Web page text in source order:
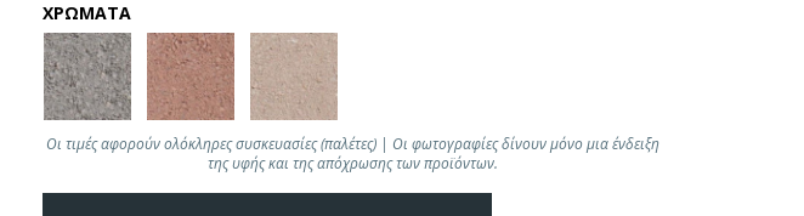
ΧΡΩΜΑΤΑ
Οι τιμές αφορούν ολόκληρες συσκευασίες (παλέτες) | Οι φωτογραφίες δίνουν μόνο μια ένδειξη
της υφής και της απόχρωσης των προϊόντων.